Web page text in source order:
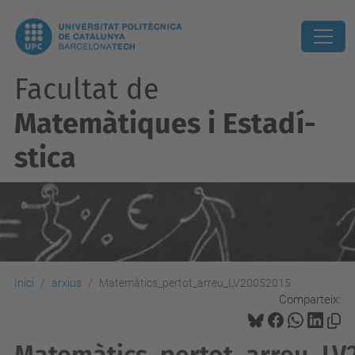
Facultat de
Matemàtiques i Estadí­
stica
Inici arxius Matemàtics_pertot_arreu_LV20052015
Comparteix: